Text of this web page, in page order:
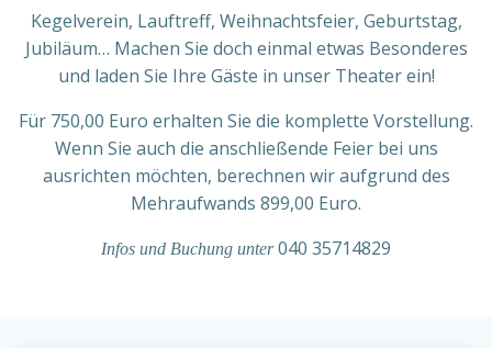
Kegelverein, Lauftreff, Weihnachtsfeier, Geburtstag,
Jubiläum… Machen Sie doch einmal etwas Besonderes
und laden Sie Ihre Gäste in unser Theater ein!
Für 750,00 Euro erhalten Sie die komplette Vorstellung.
Wenn Sie auch die anschließende Feier bei uns
ausrichten möchten, berechnen wir aufgrund des
Mehraufwands 899,00 Euro.
Infos und Buchung unter040 35714829